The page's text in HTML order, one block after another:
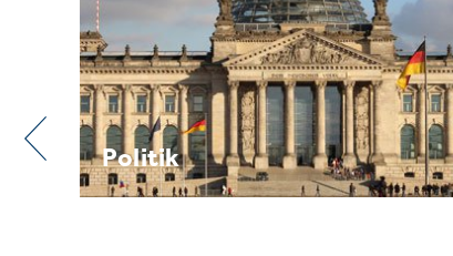
Praxis